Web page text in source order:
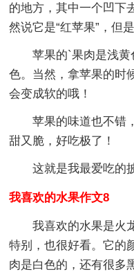
的地方，其中一个凹下
然说它是“红苹果”，但
苹果的`果肉是浅
色。当然，拿苹果的时
会变成软的哦！
苹果的味道也不错
甜又脆，好吃极了！
这就是我最爱吃的
我喜欢的水果作文8
我喜欢的水果是火
特别，也很好看。它的
肉是白色的，还有很多